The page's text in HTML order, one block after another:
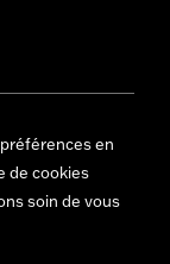
en
de cookies
soin de vous